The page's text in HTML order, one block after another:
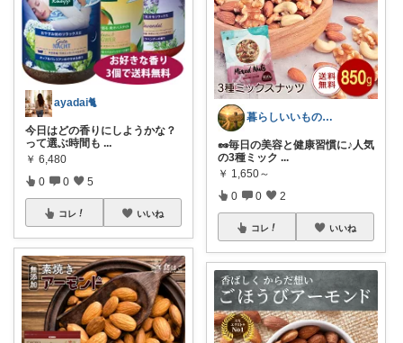
ayadai🐈
今日はどの香りにしようかな？
って選ぶ時間も ...
￥ 6,480
0 0 5
コレ いいね
暮らしいいものROOM
🥜毎日の美容と健康習慣に♪人気
の3種ミック ...
￥ 1,650～
0 0 2
コレ いいね